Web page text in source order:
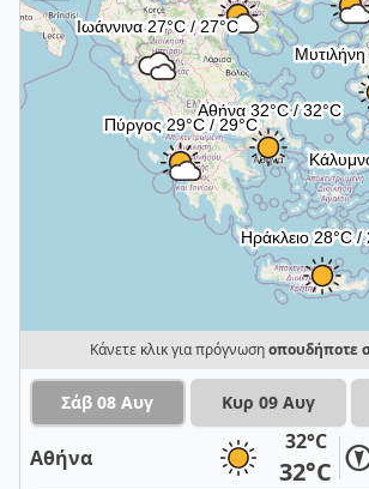
Κάνετε κλικ για πρόγνωσηοπουδήποτε
Σάβ 08 Αυγ Κυρ 09 Αυγ
Αθήνα
32°C
32°C